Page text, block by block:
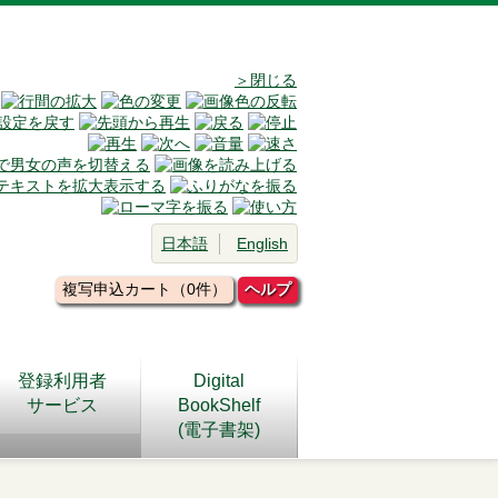
＞閉じる
日本語 English
複写申込カート（0件） ヘルプ
登録利用者
サービス
Digital
BookShelf
(電子書架)